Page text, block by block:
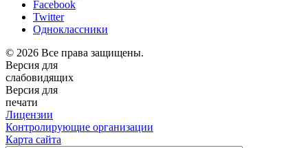
Facebook
Twitter
Одноклассники
© 2026 Все права защищены.
Версия для
слабовидящих
Версия для
печати
Лицензии
Контролирующие организации
Карта сайта